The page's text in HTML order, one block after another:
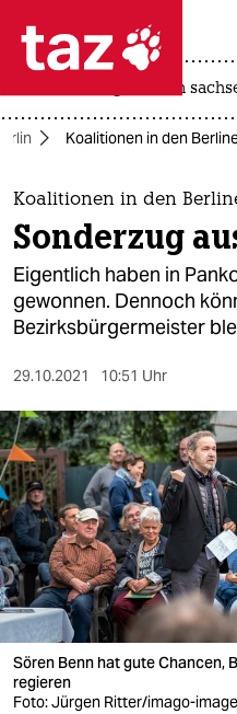
 taz
taz zahl
themen
politik
öko
gesellschaft
sport
berlin
nord
wahrheit
verlag
verlag
landtagswahl in
Koalitionen in den
Koalitionen in den
Sonderzug
Eigentlich haben in
gewonnen. Dennoch
Bezirksbürgermeister
29.10.2021 10:51 Uhr
Sören Benn hat gute Chancen,
regieren
Foto: Jürgen Ritter/imago-